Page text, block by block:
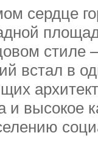
сердце
стиле
встал в
и высокое